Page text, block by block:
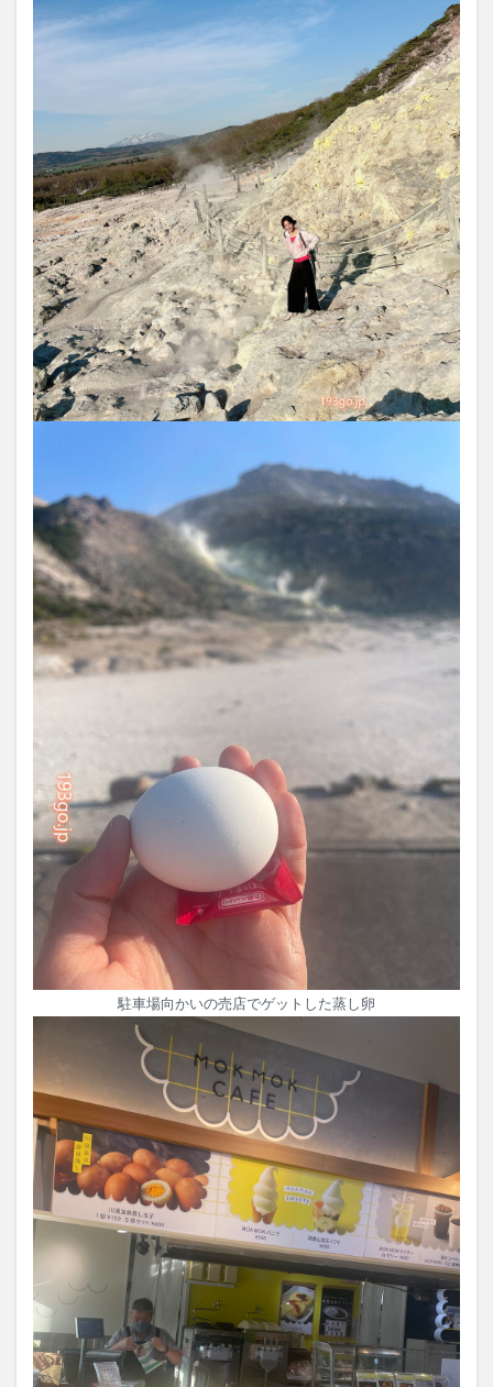
駐車場向かいの売店でゲットした蒸し卵